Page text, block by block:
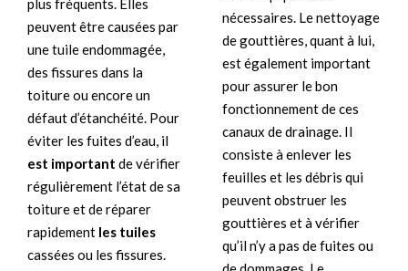
plus fréquents. Elles
peuvent être causées par
une tuile endommagée,
des fissures dans la
toiture ou encore un
défaut d’étanchéité. Pour
éviter les fuites d’eau, il
est important de vérifier
régulièrement l’état de sa
toiture et de réparer
rapidement les tuiles
cassées ou les fissures.
nécessaires. Le nettoyage
de gouttières, quant à lui,
est également important
pour assurer le bon
fonctionnement de ces
canaux de drainage. Il
consiste à enlever les
feuilles et les débris qui
peuvent obstruer les
gouttières et à vérifier
qu’il n’y a pas de fuites ou